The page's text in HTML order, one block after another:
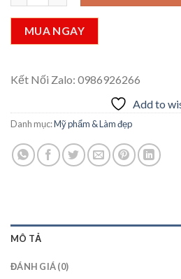
MUA NGAY
Kết Nối Zalo: 0986926266
Add to
Danh mục:Mỹ phẩm & Làm đẹp
MÔ TẢ
ĐÁNH GIÁ (0)